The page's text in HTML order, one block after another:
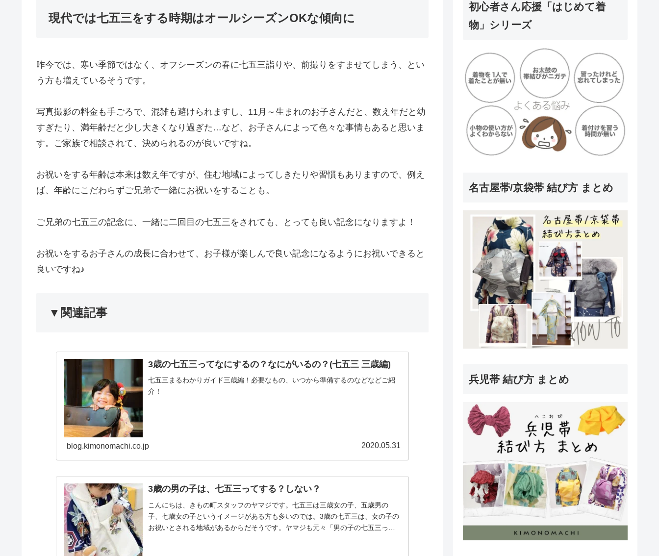
現代では七五三をする時期はオールシーズンOKな傾向に
昨今では、寒い季節ではなく、オフシーズンの春に七五三詣りや、前撮りをすませてしまう、とい
う方も増えているそうです。
写真撮影の料金も手ごろで、混雑も避けられますし、11月～生まれのお子さんだと、数え年だと幼
すぎたり、満年齢だと少し大きくなり過ぎた…など、お子さんによって色々な事情もあると思いま
す。ご家族で相談されて、決められるのが良いですね。
お祝いをする年齢は本来は数え年ですが、住む地域によってしきたりや習慣もありますので、例え
ば、年齢にこだわらずご兄弟で一緒にお祝いをすることも。
ご兄弟の七五三の記念に、一緒に二回目の七五三をされても、とっても良い記念になりますよ！
お祝いをするお子さんの成長に合わせて、お子様が楽しんで良い記念になるようにお祝いできると
良いですね♪
▼関連記事
3歳の七五三ってなにするの？なにがいるの？(七五三 三歳編)
七五三まるわかりガイド三歳編！必要なもの、いつから準備するのなどなどご紹
介！
blog.kimonomachi.co.jp 2020.05.31
3歳の男の子は、七五三ってする？しない？
こんにちは、きもの町スタッフのヤマジです。七五三は三歳女の子、五歳男の
子、七歳女の子というイメージがある方も多いのでは。3歳の七五三は、女の子の
お祝いとされる地域があるからだそうです。ヤマジも元々「男の子の七五三って5
初心者さん応援「はじめて着
物」シリーズ
名古屋帯/京袋帯 結び方 まとめ
兵児帯 結び方 まとめ